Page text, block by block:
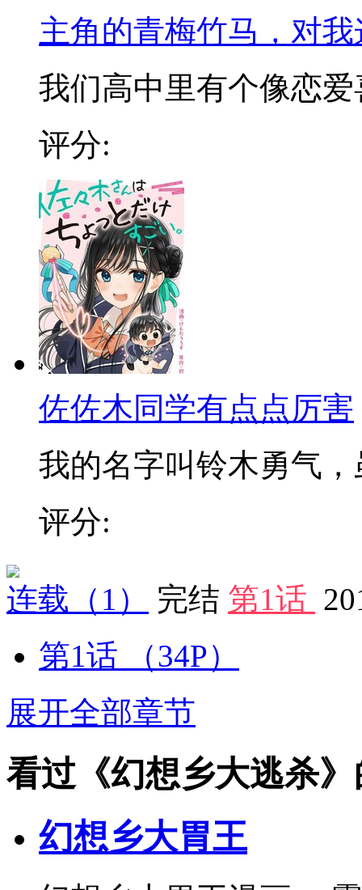
主角的青梅竹马，对
我们高中里有个像恋爱
评分:
佐佐木同学有点点厉害
我的名字叫铃木勇气，
评分:
连载 （1） 完结 第1话
第1话
（34P）
展开全部章节
看过《幻想乡大逃杀
幻想乡大胃王